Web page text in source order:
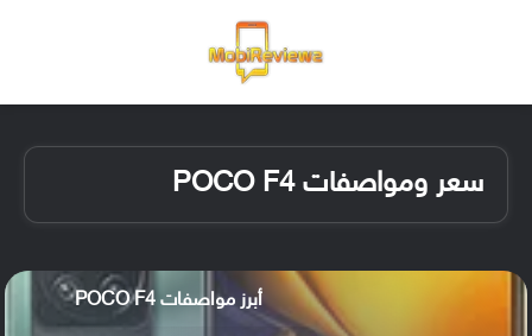
سعر ومواصفات POCO F4
أبرز مواصفات POCO F4